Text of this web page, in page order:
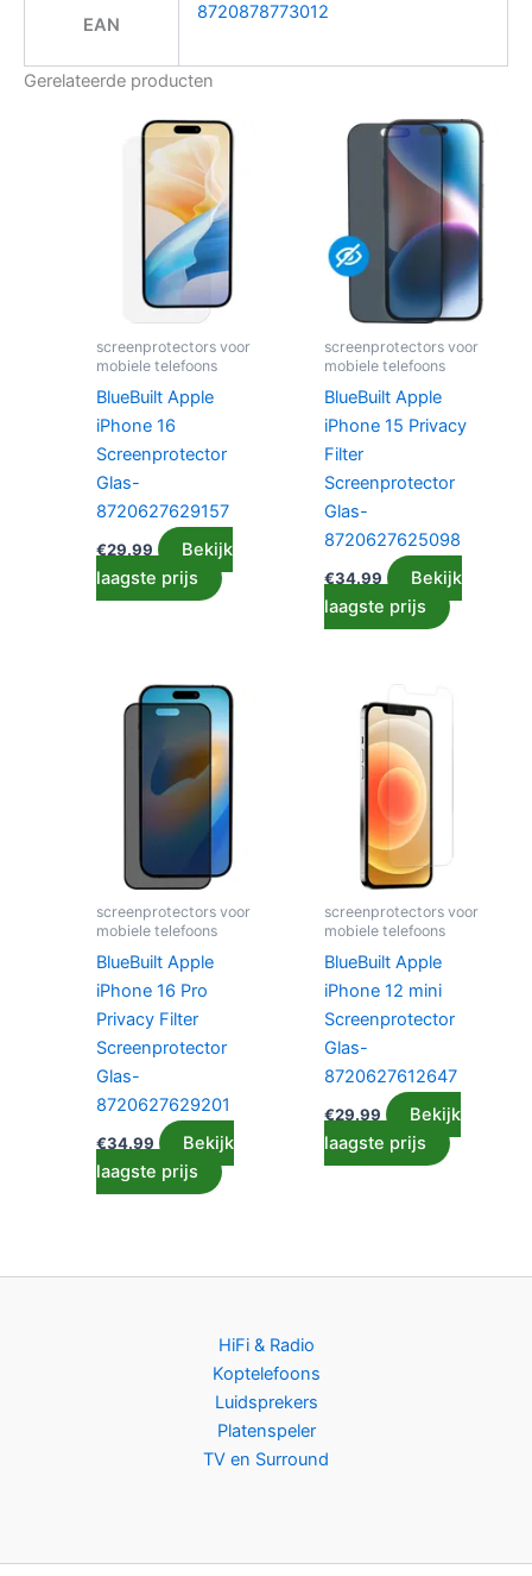
EAN
8720878773012
Gerelateerde producten
screenprotectors voor
mobiele telefoons
BlueBuilt Apple
iPhone 16
Screenprotector
Glas-
8720627629157
€29.99
Bekijk
laagste prijs
screenprotectors voor
mobiele telefoons
BlueBuilt Apple
iPhone 15 Privacy
Filter
Screenprotector
Glas-
8720627625098
€34.99
Bekijk
laagste prijs
screenprotectors voor
mobiele telefoons
BlueBuilt Apple
iPhone 16 Pro
Privacy Filter
Screenprotector
Glas-
8720627629201
€34.99
Bekijk
laagste prijs
screenprotectors voor
mobiele telefoons
BlueBuilt Apple
iPhone 12 mini
Screenprotector
Glas-
8720627612647
€29.99
Bekijk
laagste prijs
HiFi & Radio
Koptelefoons
Luidsprekers
Platenspeler
TV en Surround